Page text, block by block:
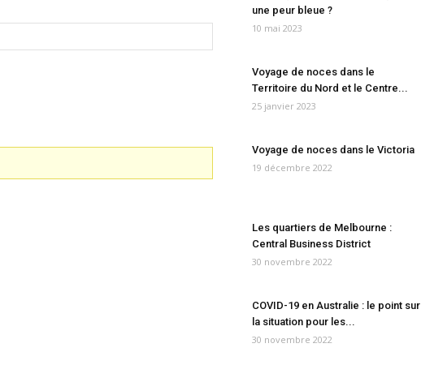
une peur bleue ?
10 mai 2023
Voyage de noces dans le
Territoire du Nord et le Centre...
25 janvier 2023
Voyage de noces dans le Victoria
19 décembre 2022
Les quartiers de Melbourne :
Central Business District
30 novembre 2022
COVID-19 en Australie : le point sur
la situation pour les...
30 novembre 2022